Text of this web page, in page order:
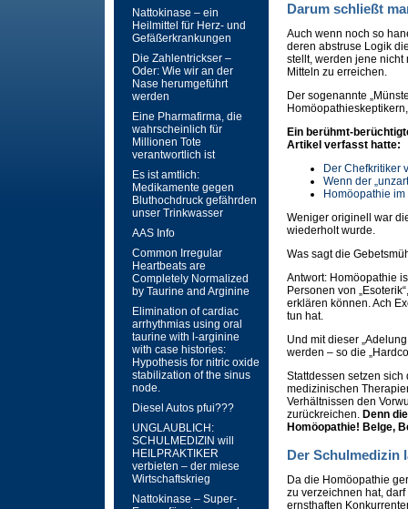
Nattokinase – ein
Heilmittel für Herz- und
Gefäßerkrankungen
Die Zahlentrickser –
Oder: Wie wir an der
Nase herumgeführt
werden
Eine Pharmafirma, die
wahrscheinlich für
Millionen Tote
verantwortlich ist
Es ist amtlich:
Medikamente gegen
Bluthochdruck gefährden
unser Trinkwasser
AAS Info
Common Irregular
Heartbeats are
Completely Normalized
by Taurine and Arginine
Elimination of cardiac
arrhythmias using oral
taurine with l-arginine
with case histories:
Hypothesis for nitric oxide
stabilization of the sinus
node.
Diesel Autos pfui???
UNGLAUBLICH:
SCHULMEDIZIN will
HEILPRAKTIKER
verbieten – der miese
Wirtschaftskrieg
Nattokinase – Super-
Darum schließt
Auch wenn noch so
deren abstruse Logik
stellt, werden jene
Mitteln zu erreichen.
Der sogenannte
Ein berühmt-
Artikel verfasst hatte:
Der Chefkritiker
Wenn der
Homöopathie
Weniger originell war
wiederholt wurde.
Was sagt die
Antwort: Homöopathie
Personen von
erklären können. Ach
tun hat.
Und mit dieser
werden – so die
Stattdessen setzen
medizinischen
Verhältnissen den
zurückreichen. Denn
Homöopathie! Belge,
Der Schulmedizin
Da die Homöopathie
zu verzeichnen hat,
ernsthaften